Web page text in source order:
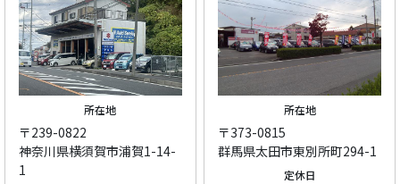
所在地
〒239-0822
神奈川県横須賀市浦賀1-14-
1
所在地
〒373-0815
群馬県太田市東別所町294-1
定休日